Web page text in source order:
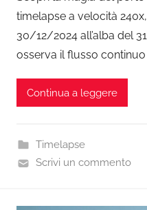
timelapse a velocità
30/12/2024 all’alba del
osserva il flusso continuo
Continua a leggere
Timelapse
Scrivi un commento